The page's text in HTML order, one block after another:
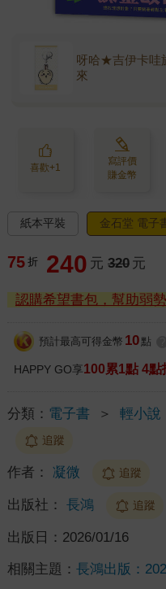
呀哈★吉伊卡哇
來
喜歡+1
寫評價
賺金幣
紙本平裝 金石堂 電子
75 折 240 元 320 元
認購希望書包，幫助弱
預計最高可得金幣 10 點
HAPPY GO享100累1點 4點
分類： 電子書 ＞ 輕小說
追蹤
作者： 凝微 追蹤
出版社： 長鴻 追蹤
出版日： 2026/01/16
相關主題： 長鴻出版：